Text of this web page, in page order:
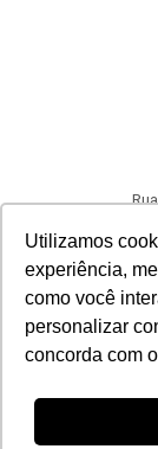
Utilizamos
experiência,
como você
personalizar
concorda com